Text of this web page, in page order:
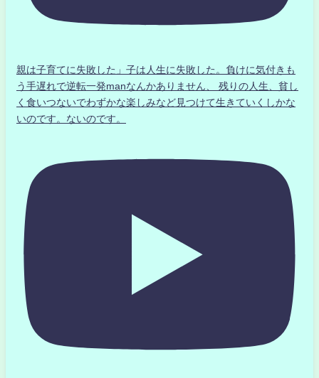
親は子育てに失敗した」子は人生に失敗した。負けに気付きも
う手遅れで逆転一発manなんかありません、 残りの人生、貧し
く食いつないでわずかな楽しみなど見つけて生きていくしかな
いのです。ないのです。